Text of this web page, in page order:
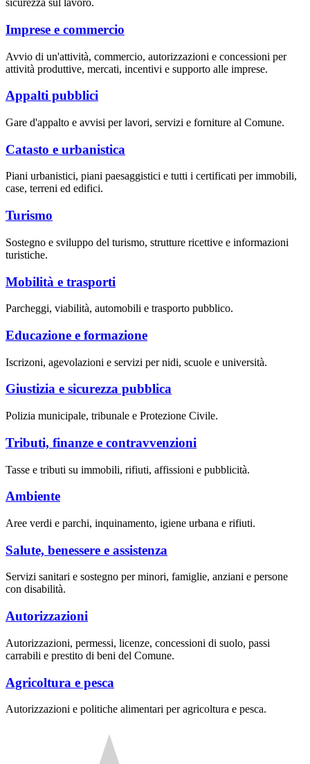
sicurezza sul lavoro.
Imprese e commercio
Avvio di un'attività, commercio, autorizzazioni e concessioni per
attività produttive, mercati, incentivi e supporto alle imprese.
Appalti pubblici
Gare d'appalto e avvisi per lavori, servizi e forniture al Comune.
Catasto e urbanistica
Piani urbanistici, piani paesaggistici e tutti i certificati per immobili,
case, terreni ed edifici.
Turismo
Sostegno e sviluppo del turismo, strutture ricettive e informazioni
turistiche.
Mobilità e trasporti
Parcheggi, viabilità, automobili e trasporto pubblico.
Educazione e formazione
Iscrizoni, agevolazioni e servizi per nidi, scuole e università.
Giustizia e sicurezza pubblica
Polizia municipale, tribunale e Protezione Civile.
Tributi, finanze e contravvenzioni
Tasse e tributi su immobili, rifiuti, affissioni e pubblicità.
Ambiente
Aree verdi e parchi, inquinamento, igiene urbana e rifiuti.
Salute, benessere e assistenza
Servizi sanitari e sostegno per minori, famiglie, anziani e persone
con disabilità.
Autorizzazioni
Autorizzazioni, permessi, licenze, concessioni di suolo, passi
carrabili e prestito di beni del Comune.
Agricoltura e pesca
Autorizzazioni e politiche alimentari per agricoltura e pesca.